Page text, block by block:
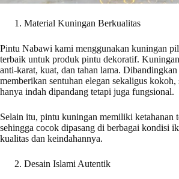
Material Kuningan Berkualitas
Pintu Nabawi kami menggunakan kuningan
terbaik untuk produk pintu dekoratif.
anti-karat, kuat, dan tahan lama.
memberikan sentuhan elegan sekaligus
hanya indah dipandang tetapi juga fungsional.
Selain itu, pintu kuningan memiliki ketahanan
sehingga cocok dipasang di berbagai kondisi
kualitas dan keindahannya.
Desain Islami Autentik